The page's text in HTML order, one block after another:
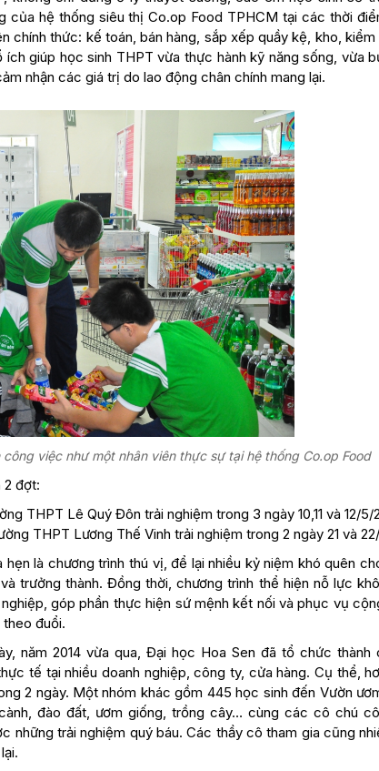
của hệ thống siêu thị Co.op Food TPHCM tại các thời
chính thức: kế toán, bán hàng, sắp xếp quầy kệ, kho,
giúp học sinh THPT vừa thực hành kỹ năng sống, vừa
nhận các giá trị do lao động chân chính mang lại.
việc như một nhân viên thực sự tại hệ thống Co.op Food
2 đợt:
THPT Lê Quý Đôn trải nghiệm trong 3 ngày 10,11 và 12/5/
THPT Lương Thế Vinh trải nghiệm trong 2 ngày 21 và
hẹn là chương trình thú vị, để lại nhiều kỷ niệm khó quên
trưởng thành. Đồng thời, chương trình thể hiện nỗ lực
góp phần thực hiện sứ mệnh kết nối và phục vụ
theo đuổi.
năm 2014 vừa qua, Đại học Hoa Sen đã tổ chức thành
tế tại nhiều doanh nghiệp, công ty, cửa hàng. Cụ thể,
2 ngày. Một nhóm khác gồm 445 học sinh đến Vườn
đào đất, ươm giống, trồng cây… cùng các cô chú
những trải nghiệm quý báu. Các thầy cô tham gia cũng